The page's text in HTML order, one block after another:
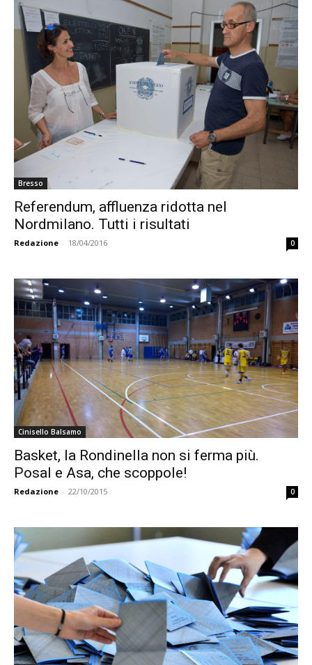
Bresso
Referendum, affluenza ridotta nel
Nordmilano. Tutti i risultati
Redazione - 18/04/2016 0
Cinisello Balsamo
Basket, la Rondinella non si ferma più.
Posal e Asa, che scoppole!
Redazione - 22/10/2015 0